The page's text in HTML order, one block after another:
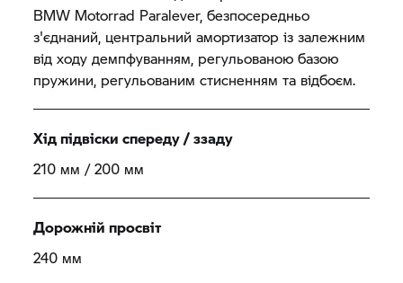
BMW Motorrad Paralever, безпосередньо
з'єднаний, центральний амортизатор із залежним
від ходу демпфуванням, регульованою базою
пружини, регульованим стисненням та відбоєм.
Хід підвіски спереду / ззаду
210 мм / 200 мм
Дорожній просвіт
240 мм